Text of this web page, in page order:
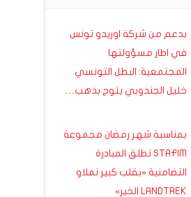
بدعم من شركة اوريدو تونس
في اطار مسؤولتها
المجتمعية: البطل التونسي
خليل الجندوبي يتوج بذهب…
بمناسبة شهر رمضان مجموعة
STAFIM تطلق المبادرة
التضامنية «بقلب كبير نملاو
LANDTREK الخير»